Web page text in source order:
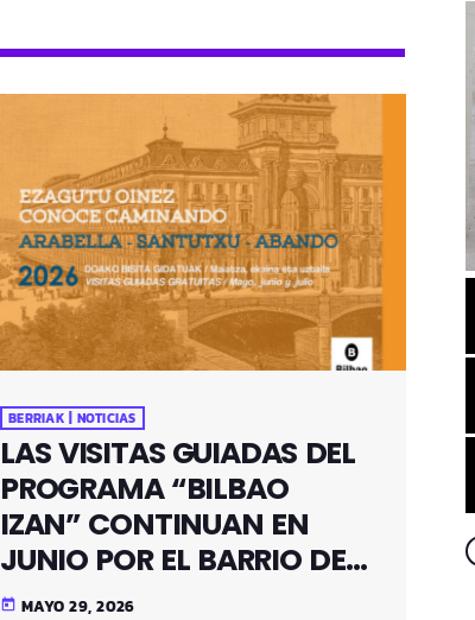
BERRIAK | NOTICIAS
LAS VISITAS GUIADAS DEL
PROGRAMA “BILBAO
IZAN” CONTINUAN EN
JUNIO POR EL BARRIO DE
SANTUTXU
today MAYO 29, 2026